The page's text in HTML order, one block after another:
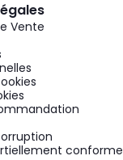
Vente
conforme